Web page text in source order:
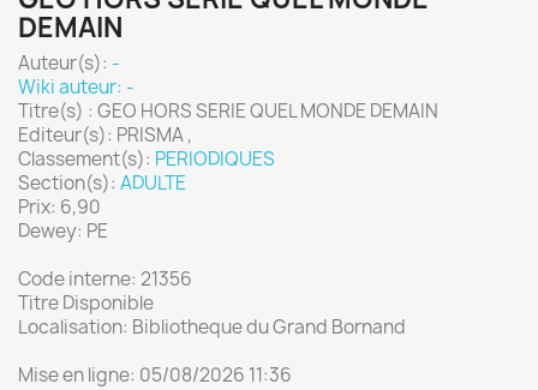
DEMAIN
Auteur(s): -
Wiki auteur: -
Titre(s) : GEO HORS SERIE QUEL MONDE DEMAIN
Editeur(s): PRISMA ,
Classement(s): PERIODIQUES
Section(s): ADULTE
Prix: 6,90
Dewey: PE
Code interne: 21356
Titre Disponible
Localisation: Bibliotheque du Grand Bornand
Mise en ligne: 05/08/2026 11:36